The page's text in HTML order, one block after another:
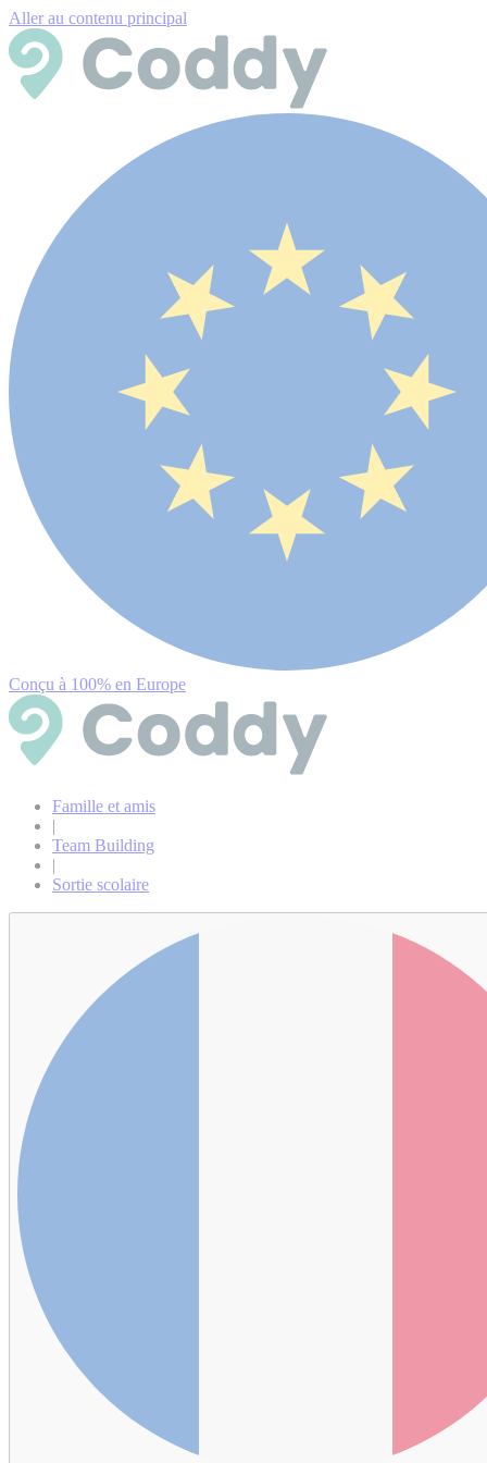
Aller au contenu principal
Conçu à 100% en Europe
Famille et amis
|
Team Building
|
Sortie scolaire